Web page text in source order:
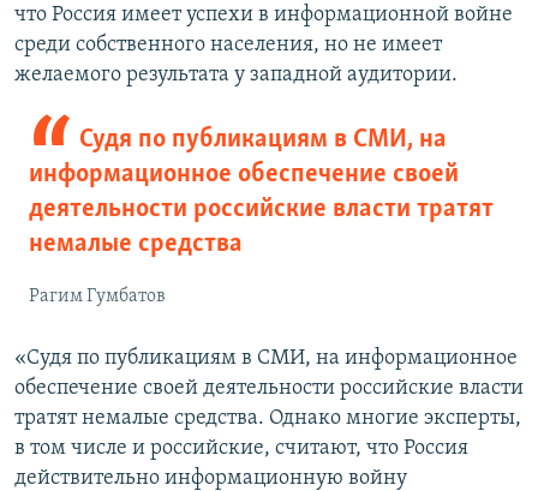
что Россия имеет успехи в информационной войне
среди собственного населения, но не имеет
желаемого результата у западной аудитории.
Судя по публикациям в СМИ, на
информационное обеспечение своей
деятельности российские власти тратят
немалые средства
Рагим Гумбатов
«Судя по публикациям в СМИ, на информационное
обеспечение своей деятельности российские власти
тратят немалые средства. Однако многие эксперты,
в том числе и российские, считают, что Россия
действительно информационную войну